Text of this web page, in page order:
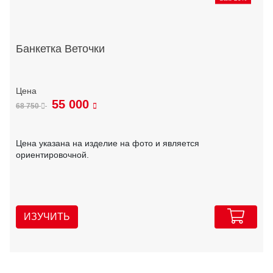
Банкетка Веточки
68 750 55 000
Цена указана на изделие на фото и является
ориентировочной.
ИЗУЧИТЬ